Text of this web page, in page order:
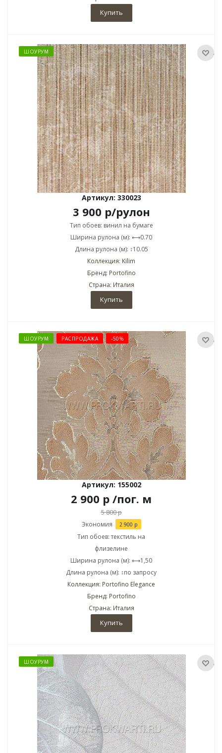
Купить
ШОУРУМ
Артикул: 330023
3 900 р/рулон
Тип обоев: винил на бумаге
Ширина рулона (м): ⟷0.70
Длина рулона (м): ↕10.05
Коллекция: Kilim
Бренд: Portofino
Страна: Италия
Купить
ШОУРУМ РАСПРОДАЖА -50%
Артикул: 155002
2 900 р /пог. м
5 800р
Экономия 2 900 р
Тип обоев: текстиль на
флизелине
Ширина рулона (м): ⟷1,50
Длина рулона (м): ↕по запросу
Коллекция: Portofino Elegance
Бренд: Portofino
Страна: Италия
Купить
ШОУРУМ